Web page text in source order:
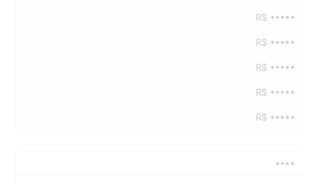
R$ •••••
R$ •••••
R$ •••••
R$ •••••
R$ •••••
••••